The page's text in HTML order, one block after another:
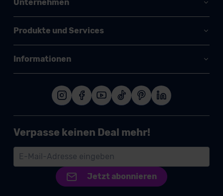
Unternehmen
Produkte und Services
Informationen
Verpasse keinen Deal mehr!
Jetzt abonnieren